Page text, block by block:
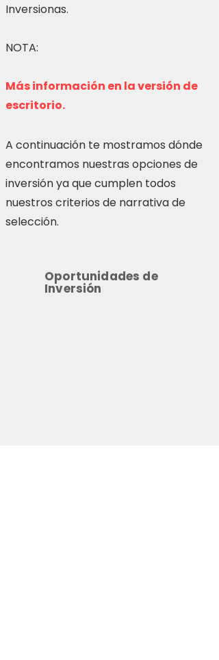
Inversionas.
NOTA:
Más información en la versión de
escritorio.
A continuación te mostramos dónde
encontramos nuestras opciones de
inversión ya que cumplen todos
nuestros criterios de narrativa de
selección.
Oportunidades de
Inversión